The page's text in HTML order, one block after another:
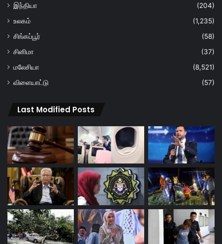
இந்தியா
(204)
உலகம்
(1,235)
சிங்கப்பூர்
(58)
சினிமா
(37)
மலேசியா
(8,521)
விளையாட்டு
(57)
Last Modified Posts